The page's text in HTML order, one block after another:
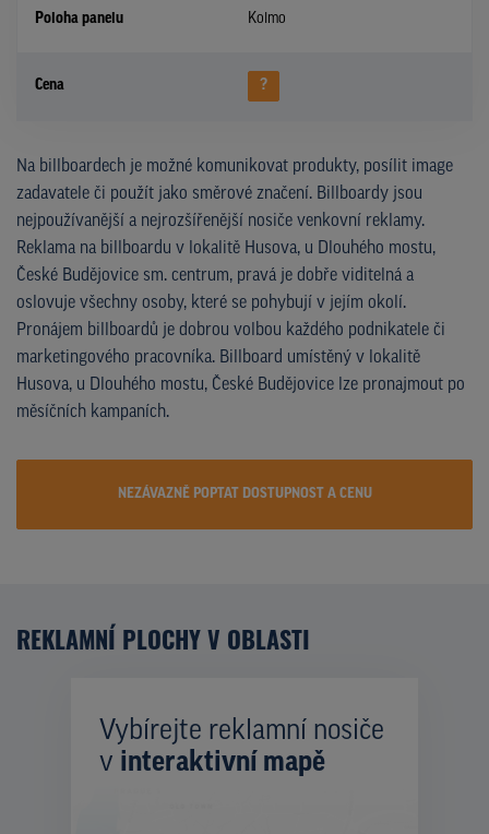
Poloha panelu Kolmo
Cena ?
Na billboardech je možné komunikovat produkty, posílit image
zadavatele či použít jako směrové značení. Billboardy jsou
nejpoužívanější a nejrozšířenější nosiče venkovní reklamy.
Reklama na billboardu v lokalitě Husova, u Dlouhého mostu,
České Budějovice sm. centrum, pravá je dobře viditelná a
oslovuje všechny osoby, které se pohybují v jejím okolí.
Pronájem billboardů je dobrou volbou každého podnikatele či
marketingového pracovníka. Billboard umístěný v lokalitě
Husova, u Dlouhého mostu, České Budějovice lze pronajmout po
měsíčních kampaních.
NEZÁVAZNĚ POPTAT DOSTUPNOST A CENU
REKLAMNÍ PLOCHY V OBLASTI
Vybírejte reklamní nosiče
v interaktivní mapě